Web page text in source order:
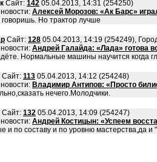
Сайт: 142 05.04.2013, 14:31 (254250)
Алексей Морозов: «Ак Барс»
говоришь. Но трактор лучше
Сайт: 128 05.04.2013, 14:19 (254249),
Андрей Галайда: «Лада» готова
Нормальные машины научится когда
Сайт: 113 05.04.2013, 14:12 (254248)
Владимир Антипов: «Просто
нечего.Молодчики.
Сайт: 132 05.04.2013, 14:09 (254247)
Андрей Костицын: «Успеем
и по составу и по уровню мастерства,да